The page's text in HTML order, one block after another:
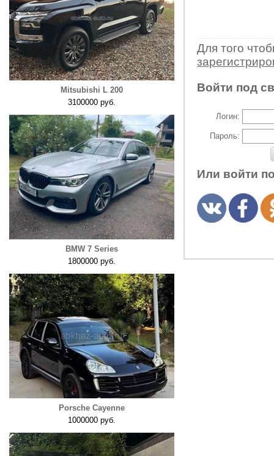
Mitsubishi L 200
3100000 руб.
BMW 7 Series
1800000 руб.
Porsche Cayenne
1000000 руб.
Для того
Войти под
Логин:
Пароль:
Или войти